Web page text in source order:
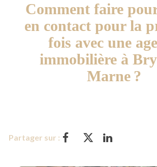
Comment faire
en contact pour la
fois avec une
immobilière à
Marne ?
Partager sur :